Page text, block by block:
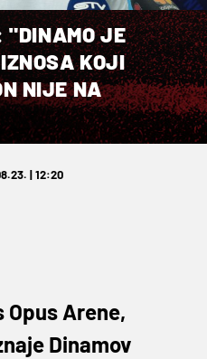
"DINAMO JE
KOJI
NIJE NA
| 12:20
Opus Arene,
Dinamov